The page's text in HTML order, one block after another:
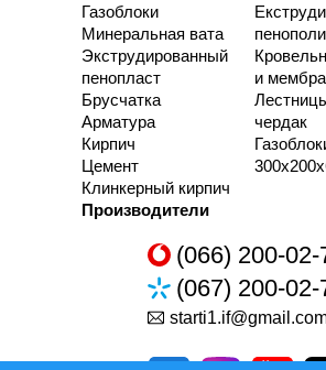
Газоблоки
Минеральная вата
Экструдированный
пенопласт
Брусчатка
Арматура
Кирпич
Цемент
Клинкерный кирпич
и
чердак
Производители
(066) 200-02-
(067) 200-02-